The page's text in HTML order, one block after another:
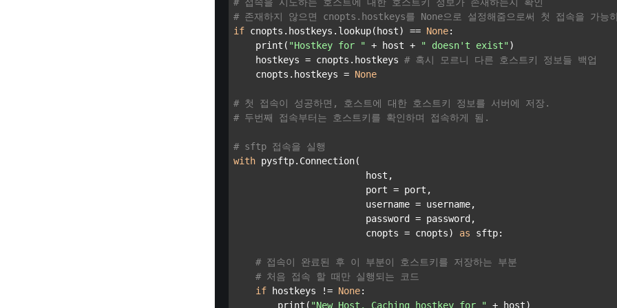
# 접속을 시도하는 호스트에 대한 호스트키 정보가 존재하는지 확인
# 존재하지 않으면 cnopts.hostkeys를 None으로 설정해줌으로써 첫 접속을 가능
if cnopts.hostkeys.lookup(host) == None:
    print(
"Hostkey for " + host + " doesn't exist")
    hostkeys = cnopts.hostkeys
# 혹시 모르니 다른 호스트키 정보들 백업
    cnopts.hostkeys =
None
# 첫 접속이 성공하면, 호스트에 대한 호스트키 정보를 서버에 저장.
# 두번째 접속부터는 호스트키를 확인하며 접속하게 됨.
# sftp 접속을 실행
with pysftp.Connection(
                        host,
                        port = port,
                        username = username,
                        password = password,
                        cnopts = cnopts)
as sftp:
# 접속이 완료된 후 이 부분이 호스트키를 저장하는 부분
# 처음 접속 할 때만 실행되는 코드
if hostkeys != None:
        print(
"New Host. Caching hostkey for " + host)